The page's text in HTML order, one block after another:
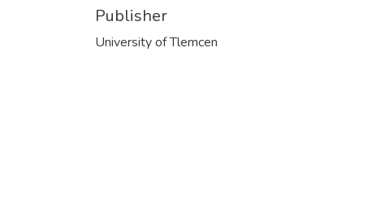
Publisher
University of Tlemcen